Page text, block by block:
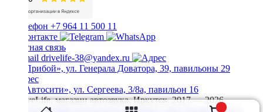
+7 964 11 500 11
Обратная связь
drivelife-38@yandex.ru
ТЦ «Прибой», ул. Генерала Доватора, 39, павильоны 29
ТЦ «Автосити», ул. Сергеева, 3/8а, павильон 16
© DriveLife, магазин автозвука, Иркутск. 2017 — 2026